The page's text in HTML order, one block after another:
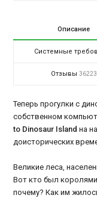
Описание
Системные
Отзывы 36223
Теперь прогулки с
собственном
to Dinosaur Island на
доисторических
Великие леса,
Вот кто был
почему? Как им